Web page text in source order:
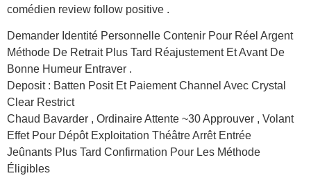
comédien review follow positive .
Demander Identité Personnelle Contenir Pour Réel Argent
Méthode De Retrait Plus Tard Réajustement Et Avant De
Bonne Humeur Entraver .
Deposit : Batten Posit Et Paiement Channel Avec Crystal
Clear Restrict
Chaud Bavarder , Ordinaire Attente ~30 Approuver , Volant
Effet Pour Dépôt Exploitation Théâtre Arrêt Entrée
Jeûnants Plus Tard Confirmation Pour Les Méthode
Éligibles